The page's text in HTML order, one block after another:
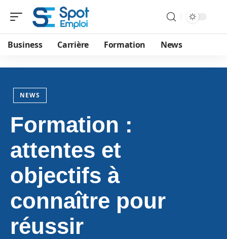
Business Carrière Formation News
NEWS
Formation :
attentes et
objectifs à
connaître pour
réussir